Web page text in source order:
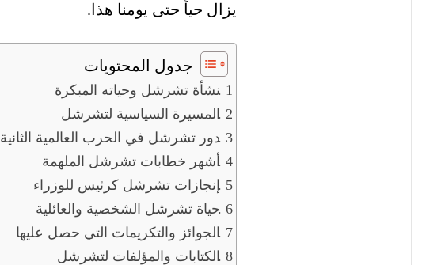
يزال حياً حتى يومنا هذا.
جدول المحتويات
نشأة تشرشل وحياته المبكرة
المسيرة السياسية لتشرشل
دور تشرشل في الحرب العالمية الثانية
أشهر خطابات تشرشل الملهمة
إنجازات تشرشل كرئيس للوزراء
حياة تشرشل الشخصية والعائلية
الجوائز والتكريمات التي حصل عليها
الكتابات والمؤلفات لتشرشل